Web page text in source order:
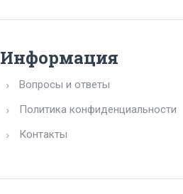
Информация
Вопросы и ответы
Политика конфиденциальности
Контакты